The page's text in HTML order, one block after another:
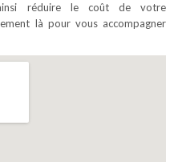
réduire le coût de votre
là pour vous accompagner